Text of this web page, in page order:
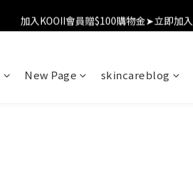
加入KOOII會員贈$100購物金➤立即加入
加入KOOII會員贈$100購物金➤立即加入
加入KOOII會員贈$100購物金➤立即加入
New Page skincareblog